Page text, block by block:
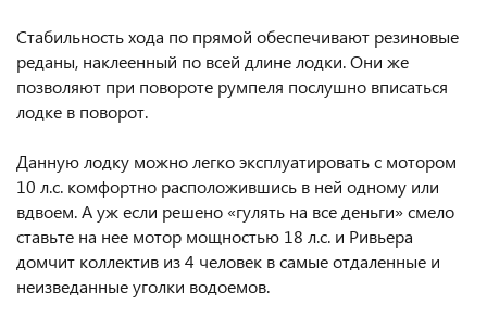
Стабильность хода по прямой обеспечивают резиновые
реданы, наклеенный по всей длине лодки. Они же
позволяют при повороте румпеля послушно вписаться
лодке в поворот.
Данную лодку можно легко эксплуатировать с мотором
10 л.с. комфортно расположившись в ней одному или
вдвоем. А уж если решено «гулять на все деньги» смело
ставьте на нее мотор мощностью 18 л.с. и Ривьера
домчит коллектив из 4 человек в самые отдаленные и
неизведанные уголки водоемов.